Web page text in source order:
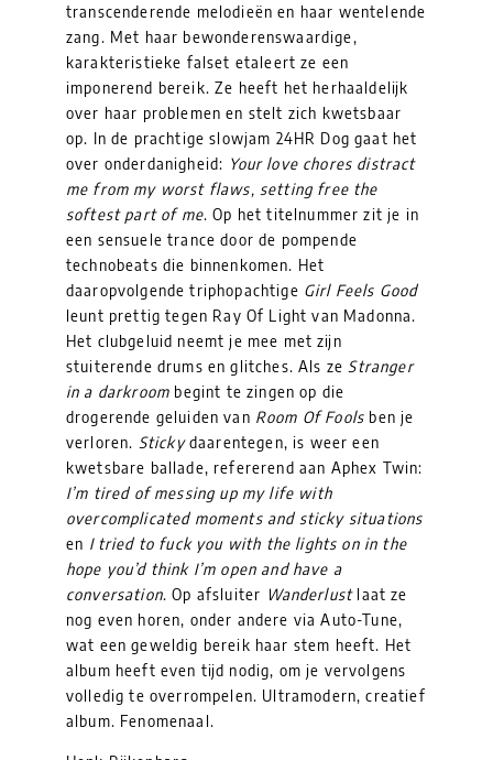
transcenderende melodieën en haar wentelende
zang. Met haar bewonderenswaardige,
karakteristieke falset etaleert ze een
imponerend bereik. Ze heeft het herhaaldelijk
over haar problemen en stelt zich kwetsbaar
op. In de prachtige slowjam 24HR Dog gaat het
over onderdanigheid: Your love chores distract
me from my worst flaws, setting free the
softest part of me. Op het titelnummer zit je in
een sensuele trance door de pompende
technobeats die binnenkomen. Het
daaropvolgende triphopachtige Girl Feels Good
leunt prettig tegen Ray Of Light van Madonna.
Het clubgeluid neemt je mee met zijn
stuiterende drums en glitches. Als ze Stranger
in a darkroom begint te zingen op die
drogerende geluiden van Room Of Fools ben je
verloren. Stickydaarentegen, is weer een
kwetsbare ballade, refererend aan Aphex Twin:
I’m tired of messing up my life with
overcomplicated moments and sticky situations
en I tried to fuck you with the lights on in the
hope you’d think I’m open and have a
conversation. Op afsluiter Wanderlustlaat ze
nog even horen, onder andere via Auto-Tune,
wat een geweldig bereik haar stem heeft. Het
album heeft even tijd nodig, om je vervolgens
volledig te overrompelen. Ultramodern, creatief
album. Fenomenaal.